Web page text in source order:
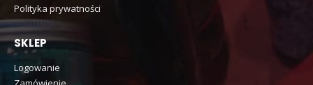
Polityka prywatności
SKLEP
Logowanie